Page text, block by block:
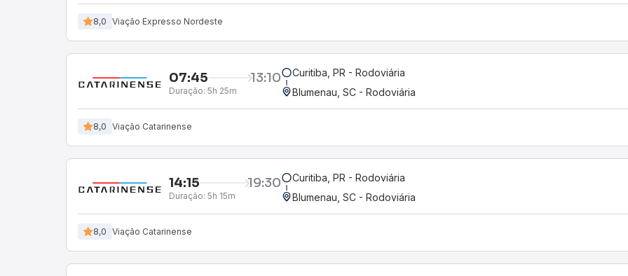
8,0 Viação Expresso Nordeste
07:45 13:10
Duração: 5h 25m
Curitiba, PR - Rodoviária
Blumenau, SC - Rodoviária
8,0 Viação Catarinense
14:15 19:30
Duração: 5h 15m
Curitiba, PR - Rodoviária
Blumenau, SC - Rodoviária
8,0 Viação Catarinense